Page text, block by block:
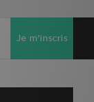
Je m'inscris